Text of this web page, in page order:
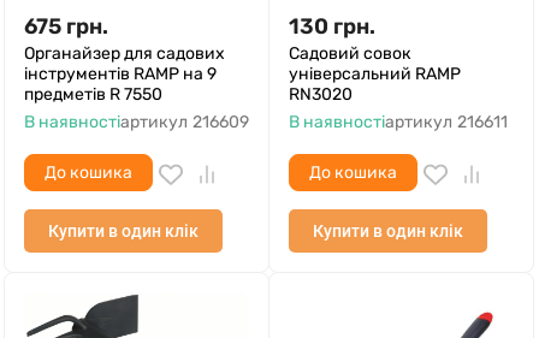
675 грн.
Органайзер для садових
інструментів RAMP на 9
предметів R 7550
В наявностіартикул 216609
До кошика
Купити в один клік
130 грн.
Садовий совок
універсальний RAMP
RN3020
В наявностіартикул 216611
До кошика
Купити в один клік